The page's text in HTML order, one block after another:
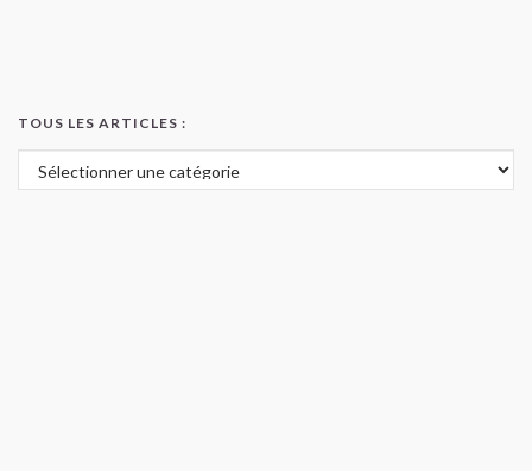
TOUS LES ARTICLES :
Tous les articles :